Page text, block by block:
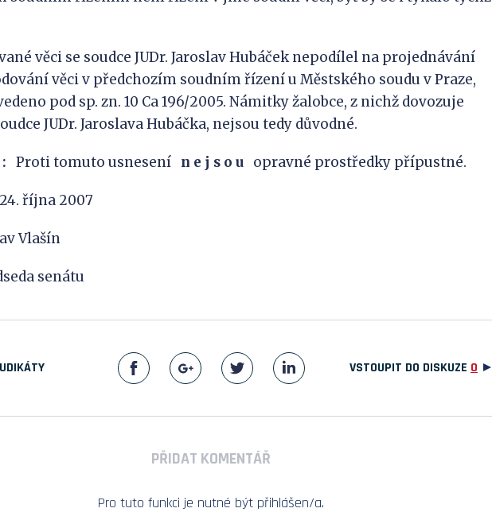
věci se soudce JUDr. Jaroslav Hubáček nepodílel na projednávání
věci v předchozím soudním řízení u Městského soudu v Praze,
pod sp. zn. 10 Ca 196/2005. Námitky žalobce, z nichž dovozuje
JUDr. Jaroslava Hubáčka, nejsou tedy důvodné.
Proti tomuto usnesení n e j s o u opravné prostředky přípustné.
října 2007
Vlašín
senátu
VSTOUPIT DO DISKUZE 0
PŘIDAT KOMENTÁŘ
Pro tuto funkci je nutné být přihlášen/a.